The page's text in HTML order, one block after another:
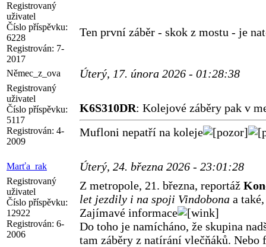
Registrovaný
uživatel
Číslo příspěvku:
6228
Registrován: 7-
2017
Ten první záběr - skok z mostu - je
Němec_z_ova Úterý, 17. února 2026 - 01:28:38
Registrovaný
uživatel
Číslo příspěvku:
5117
Registrován: 4-
2009
K6S310DR: Kolejové záběry pak v
Mufloni nepatří na koleje
Marťa_rak Úterý, 24. března 2026 - 23:01:28
Registrovaný
uživatel
Číslo příspěvku:
12922
Registrován: 6-
2006
Z metropole, 21. března, reportáž
let jezdily i na spoji Vindobona a
Zajímavé informace
Do toho je namícháno, že skupina
tam záběry z natírání vlečňáků.